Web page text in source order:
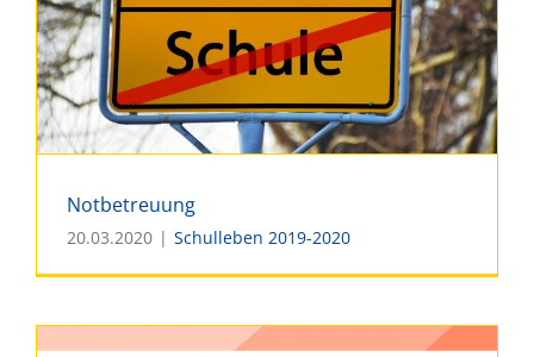
Notbetreuung
Notbetreuung
20.03.2020 | Schulleben 2019-2020